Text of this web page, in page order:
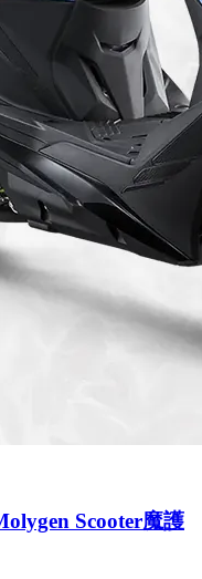
Scooter魔護